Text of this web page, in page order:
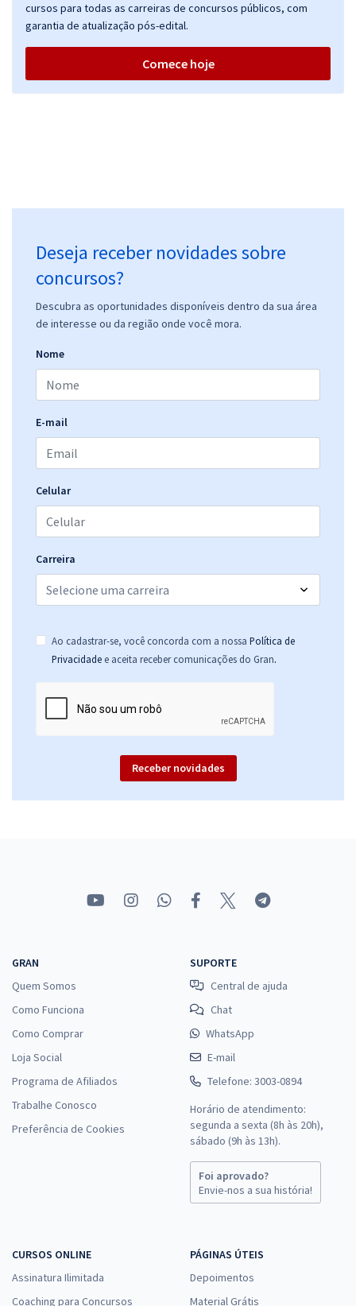
cursos para todas as carreiras de concursos públicos, com
garantia de atualização pós-edital.
Comece hoje
Deseja receber novidades sobre
concursos?
Descubra as oportunidades disponíveis dentro da sua área
de interesse ou da região onde você mora.
Nome
E-mail
Celular
Carreira
Ao cadastrar-se, você concorda com a nossa Política de
Privacidade e aceita receber comunicações do Gran.
Receber novidades
GRAN
Quem Somos
Como Funciona
Como Comprar
Loja Social
Programa de Afiliados
Trabalhe Conosco
Preferência de Cookies
SUPORTE
Central de ajuda
Chat
WhatsApp
E-mail
Telefone: 3003-0894
Horário de atendimento:
segunda a sexta (8h às 20h),
sábado (9h às 13h).
Foi aprovado?
Envie-nos a sua história!
CURSOS ONLINE
Assinatura Ilimitada
Coaching para Concursos
PÁGINAS ÚTEIS
Depoimentos
Material Grátis